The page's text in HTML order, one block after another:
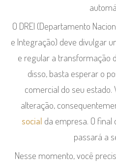
O DREI (Departamento
e Integração) deve divulgar
e regular a transformação
disso, basta esperar o
comercial do seu estado.
alteração,
social da empresa. O final
passará a
Nesse momento, você